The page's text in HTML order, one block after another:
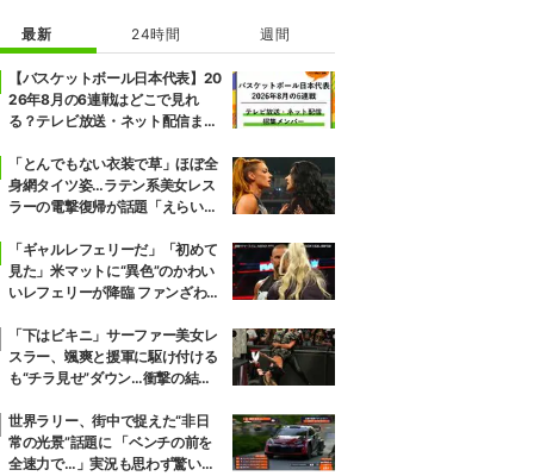
最新 24時間 週間
【バスケットボール日本代表】20
26年8月の6連戦はどこで見れ
る？テレビ放送・ネット配信まと
「とんでもない衣装で草」ほぼ全
身網タイツ姿…ラテン系美女レス
ラーの電撃復帰が話題「えらいセ
「ギャルレフェリーだ」「初めて
見た」米マットに“異色”のかわい
いレフェリーが降臨 ファンざわめ
「下はビキニ」サーファー美女レ
スラー、颯爽と援軍に駆け付ける
も“チラ見せ”ダウン…衝撃の結末
世界ラリー、街中で捉えた“非日
常の光景”話題に 「ベンチの前を
全速力で…」実況も思わず驚いた